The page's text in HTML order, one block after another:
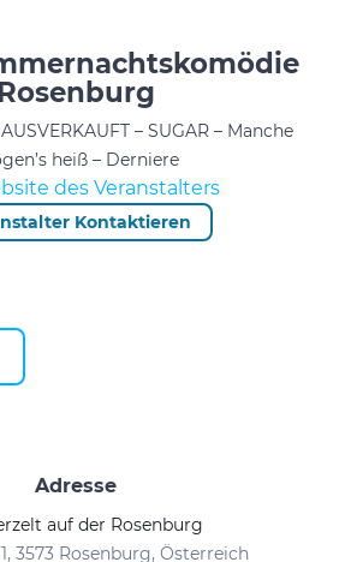
Rosenburg
– SUGAR – Manche
heiß – Derniere
des Veranstalters
Kontaktieren
Adresse
auf der Rosenburg
3573 Rosenburg, Österreich